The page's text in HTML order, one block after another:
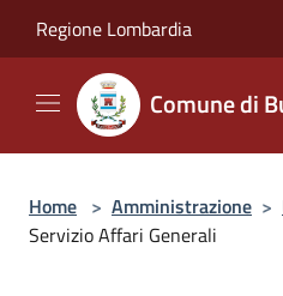
Regione Lombardia
Comune di
Home > Amministrazione >
Servizio Affari Generali